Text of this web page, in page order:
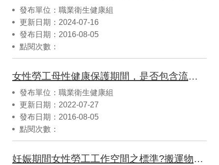
發布單位：職業衛生健康組
更新日期：2024-07-16
發布日期：2016-08-05
點閱次數：
女性勞工母性健康保護期間，是否包含流產或死胎狀況?
發布單位：職業衛生健康組
更新日期：2022-07-27
發布日期：2016-08-05
點閱次數：
妊娠期間女性勞工工作空間之標準?搬運物品重量之計算方式?